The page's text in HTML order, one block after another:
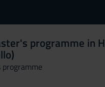
programme in